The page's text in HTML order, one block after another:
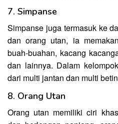
7. Simpanse
Simpanse juga termasuk ke
dan orang utan, ia
buah-buahan, kacang
dan lainnya. Dalam
dari multi jantan dan multi
8. Orang Utan
Orang utan memiliki ciri